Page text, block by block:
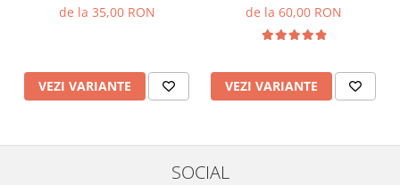
de la 35,00 RON
VEZI VARIANTE
de la 60,00 RON
VEZI VARIANTE
SOCIAL